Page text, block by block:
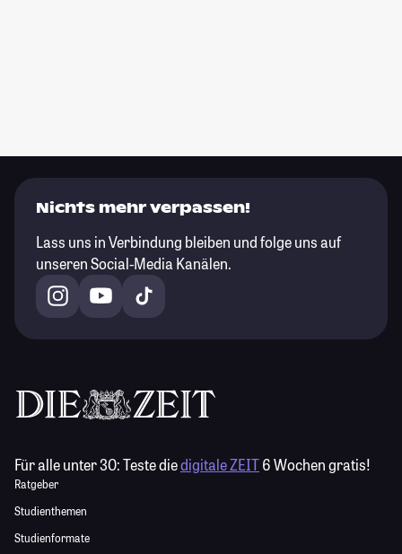
Nichts mehr verpassen!
Lass uns in Verbindung bleiben und folge uns auf
unseren Social-Media Kanälen.
Für alle unter 30:Teste diedigitale ZEIT6 Wochen gratis!
Ratgeber
Studienthemen
Studienformate